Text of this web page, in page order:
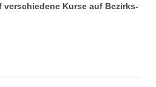
verschiedene Kurse auf Bezirks-